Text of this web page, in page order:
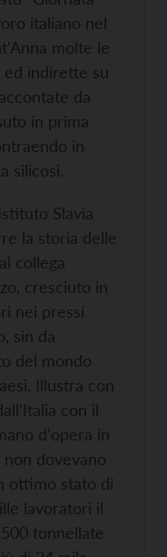
italiano nel
molte le
indirette su
da
in prima
in
silicosi.
Slavia
la storia delle
collega
cresciuto in
nei pressi
sin da
del mondo
Illustra con
con il
d'opera in
dovevano
ottimo stato di
lavoratori il
tonnellate